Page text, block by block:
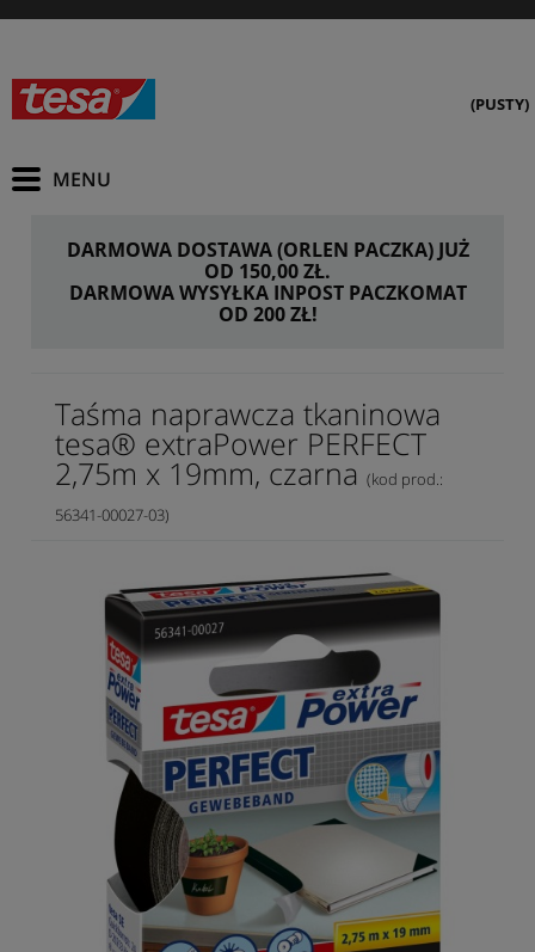
(PUSTY)
DARMOWA DOSTAWA (ORLEN PACZKA) JUŻ
OD 150,00 ZŁ.
DARMOWA WYSYŁKA INPOST PACZKOMAT
OD 200 ZŁ!
Taśma naprawcza tkaninowa
tesa® extraPower PERFECT
2,75m x 19mm, czarna (kod prod.:
56341-00027-03)